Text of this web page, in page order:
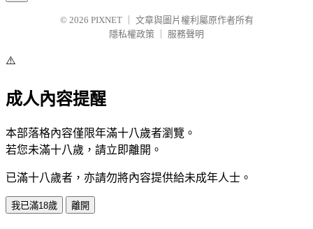
© 2026 PIXNET
文章與圖片權利屬原作者所有
隱私權政策
服務聲明
⚠️
成人內容提醒
本部落格內容僅限年滿十八歲者瀏覽。
若您未滿十八歲，請立即離開。
已滿十八歲者，亦請勿將內容提供給未成年人士。
我已滿18歲 離開